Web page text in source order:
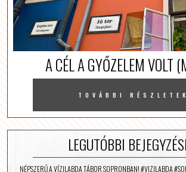
A CÉL A GYŐZELEM VOLT
TOVÁBBI RÉSZLETEK
LEGUTÓBBI
NÉPSZERŰ A VÍZILABDA TÁBOR SOPRONBAN! #VIZILABDA